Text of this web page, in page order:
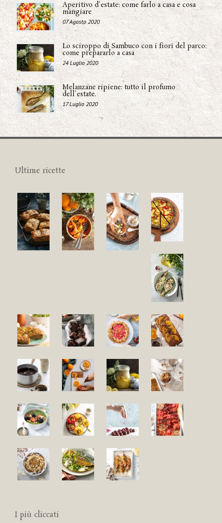
Aperitivo d'estate: come farlo a casa e cosa
mangiare
07 Agosto 2020
Lo sciroppo di Sambuco con i fiori del parco:
come prepararlo a casa
24 Luglio 2020
Melanzane ripiene: tutto il profumo
dell'estate.
17 Luglio 2020
Ultime ricette
I più cliccati